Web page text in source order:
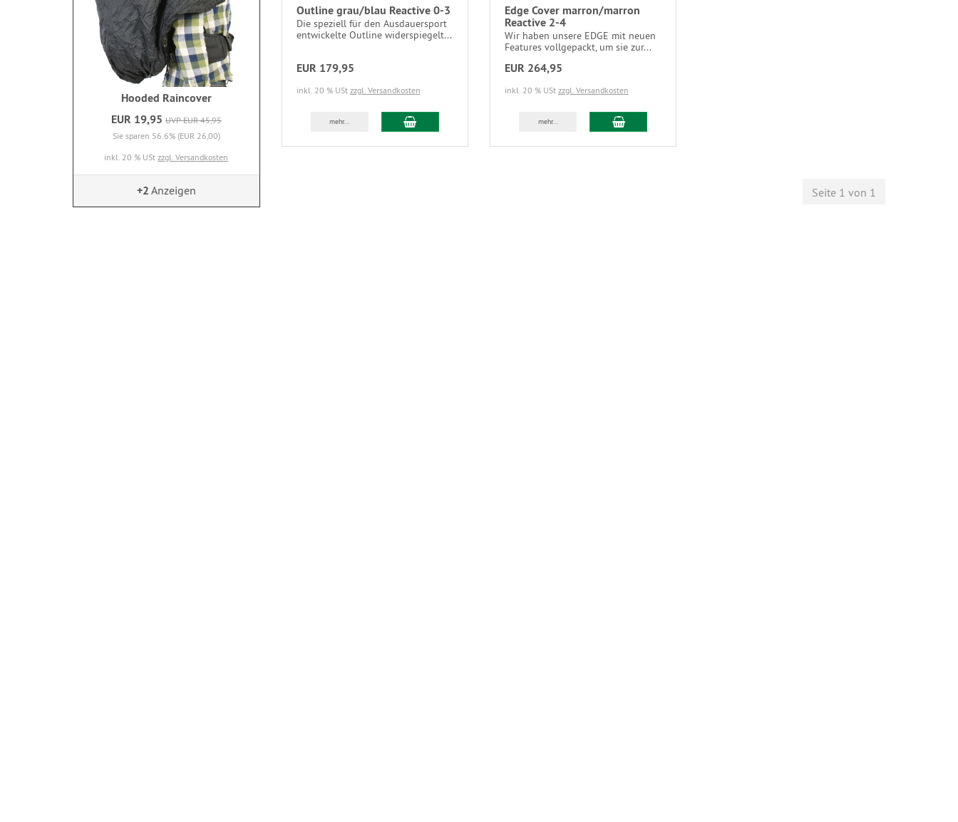
Outline grau/blau Reactive 0-3
Die speziell für den Ausdauersport
entwickelte Outline widerspiegelt...
EUR 179,95
inkl. 20 % USt zzgl. Versandkosten
mehr...
Edge Cover marron/marron
Reactive 2-4
Wir haben unsere EDGE mit neuen
Features vollgepackt, um sie zur...
EUR 264,95
inkl. 20 % USt zzgl. Versandkosten
mehr...
Seite 1 von 1
Hooded Raincover
EUR 19,95 UVP EUR 45,95
Sie sparen 56.6% (EUR 26,00)
inkl. 20 % UStzzgl. Versandkosten
+2 Anzeigen